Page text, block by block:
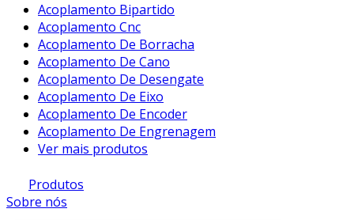
Acoplamento Bipartido
Acoplamento Cnc
Acoplamento De Borracha
Acoplamento De Cano
Acoplamento De Desengate
Acoplamento De Eixo
Acoplamento De Encoder
Acoplamento De Engrenagem
Ver mais produtos
Produtos
Sobre nós